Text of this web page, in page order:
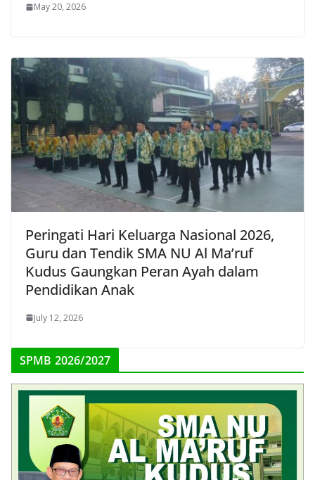
May 20, 2026
Peringati Hari Keluarga Nasional 2026,
Guru dan Tendik SMA NU Al Ma’ruf
Kudus Gaungkan Peran Ayah dalam
Pendidikan Anak
July 12, 2026
SPMB 2026/2027